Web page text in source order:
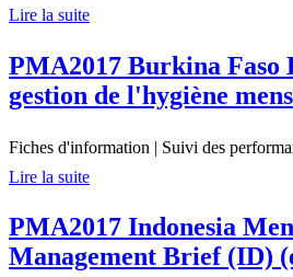
Lire la suite
PMA2017 Burkina Faso
gestion de l'hygiène
Fiches d'information | Suivi des
Lire la suite
PMA2017 Indonesia
Management Brief (ID)